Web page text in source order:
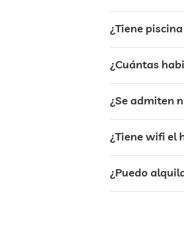
restaurante
servicio de
¿Tiene
¿Cuántas
¿Se admiten
¿Tiene wifi el
¿Puedo